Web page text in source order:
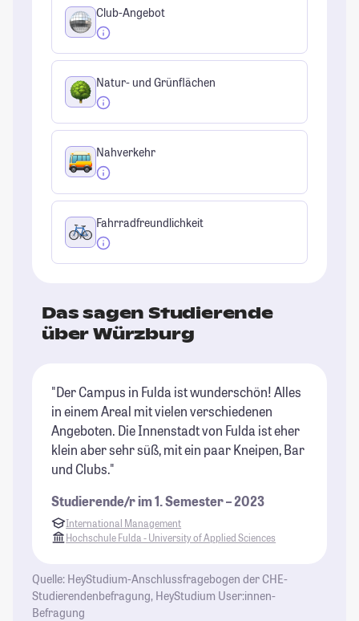
Club-Angebot
Natur- und Grünflächen
Nahverkehr
Fahrradfreundlichkeit
Das sagen Studierende
über Würzburg
"Der Campus in Fulda ist wunderschön! Alles
in einem Areal mit vielen verschiedenen
Angeboten. Die Innenstadt von Fulda ist eher
klein aber sehr süß, mit ein paar Kneipen, Bar
und Clubs."
Studierende/r im 1. Semester – 2023
International Management
Hochschule Fulda - University of Applied Sciences
Quelle: HeyStudium-Anschlussfragebogen der CHE-
Studierendenbefragung, HeyStudium User:innen-
Befragung